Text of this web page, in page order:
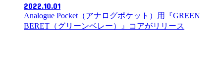
2022.10.01
Analogue Pocket（アナログポケット）用『GREEN
BERET（グリーンベレー）』コアがリリース